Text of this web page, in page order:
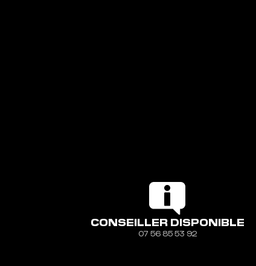
CONSEILLER DISPONIBLE
07 56 85 53 92